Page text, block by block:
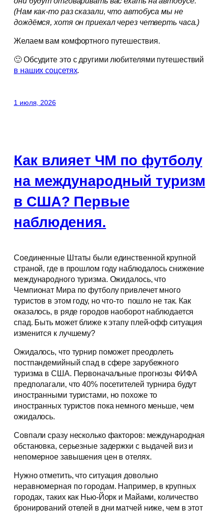
(Нам как-то раз сказали, что автобуса мы не
дождёмся, хотя он приехал через четверть часа.)
Желаем вам комфортного путешествия.
🙂 Обсудите это с другими любителями путешествий
в наших соцсетях.
1 июля, 2026
Как влияет ЧМ по футболу
на международный туризм
в США? Первые
наблюдения.
Соединенные Штаты были единственной крупной
страной, где в прошлом году наблюдалось снижение
международного туризма. Ожидалось, что
Чемпионат Мира по футболу привлечет много
туристов в этом году, но что-то пошло не так. Как
оказалось, в ряде городов наоборот наблюдается
спад. Быть может ближе к этапу плей-офф ситуация
изменится к лучшему?
Ожидалось, что турнир поможет преодолеть
постпандемийный спад в сфере зарубежного
туризма в США. Первоначальные прогнозы ФИФА
предполагали, что 40% посетителей турнира будут
иностранными туристами, но похоже то
иностранных туристов пока немного меньше, чем
ожидалось.
Совпали сразу несколько факторов: международная
обстановка, серьезные задержки с выдачей виз и
непомерное завышения цен в отелях.
Нужно отметить, что ситуация довольно
неравномерная по городам. Например, в крупных
городах, таких как Нью-Йорк и Майами, количество
бронирований отелей в дни матчей ниже, чем в этот